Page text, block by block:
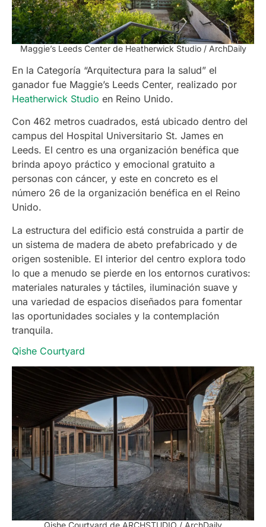
Maggie’s Leeds Center de Heatherwick Studio / ArchDaily
En la Categoría “Arquitectura para la salud” el
ganador fue Maggie’s Leeds Center, realizado por
Heatherwick Studio en Reino Unido.
Con 462 metros cuadrados, está ubicado dentro del
campus del Hospital Universitario St. James en
Leeds. El centro es una organización benéfica que
brinda apoyo práctico y emocional gratuito a
personas con cáncer, y este en concreto es el
número 26 de la organización benéfica en el Reino
Unido.
La estructura del edificio está construida a partir de
un sistema de madera de abeto prefabricado y de
origen sostenible. El interior del centro explora todo
lo que a menudo se pierde en los entornos curativos:
materiales naturales y táctiles, iluminación suave y
una variedad de espacios diseñados para fomentar
las oportunidades sociales y la contemplación
tranquila.
Qishe Courtyard